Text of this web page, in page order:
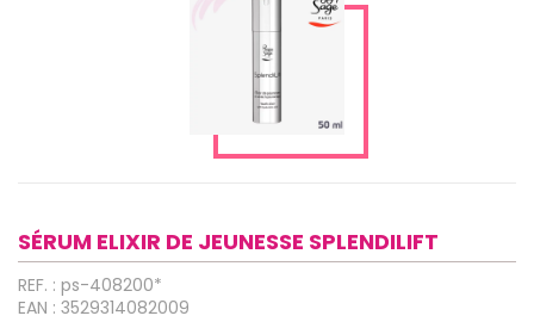
SÉRUM ELIXIR DE JEUNESSE SPLENDILIFT
REF. : ps-408200*
EAN : 3529314082009